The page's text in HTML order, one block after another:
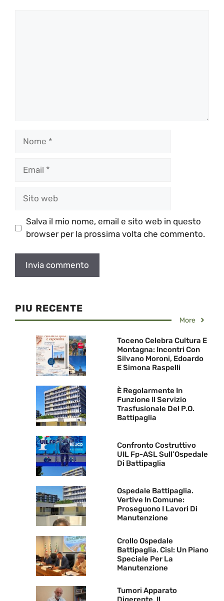
Salva il mio nome, email e sito web in questo
browser per la prossima volta che commento.
PIU RECENTE
More
Toceno Celebra Cultura E
Montagna: Incontri Con
Silvano Moroni, Edoardo
E Simona Raspelli
È Regolarmente In
Funzione Il Servizio
Trasfusionale Del P.O.
Battipaglia
Confronto Costruttivo
UIL Fp-ASL Sull’Ospedale
Di Battipaglia
Ospedale Battipaglia.
Vertive In Comune:
Proseguono I Lavori Di
Manutenzione
Crollo Ospedale
Battipaglia. Cisl: Un Piano
Speciale Per La
Manutenzione
Tumori Apparato